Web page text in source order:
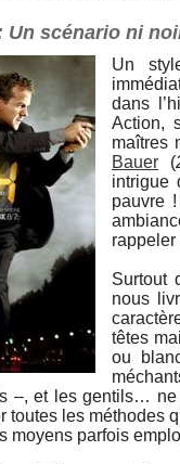
Un scénario ni
Un
dans
Action,
maîtres
Bauer (
intrigue
pauvre
rappeler
Surtout
nous
têtes
ou
–, et les gentils…
toutes les méthodes
moyens parfois